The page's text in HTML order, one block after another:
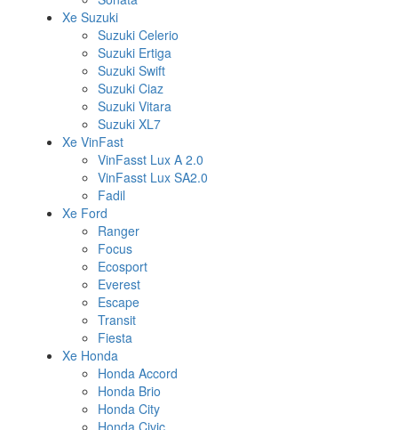
Xe Suzuki
Suzuki Celerio
Suzuki Ertiga
Suzuki Swift
Suzuki Ciaz
Suzuki Vitara
Suzuki XL7
Xe VinFast
VinFasst Lux A 2.0
VinFasst Lux SA2.0
Fadil
Xe Ford
Ranger
Focus
Ecosport
Everest
Escape
Transit
Fiesta
Xe Honda
Honda Accord
Honda Brio
Honda City